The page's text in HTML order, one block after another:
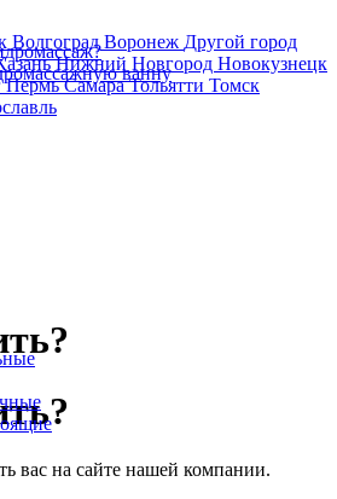
ВолгоградВоронеж Другой город
Нижний Новгород Новокузнецк
ПермьСамараТольятти Томск
ванну
вас на сайте нашей компании.